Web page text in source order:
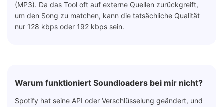
(MP3). Da das Tool oft auf externe Quellen zurückgreift,
um den Song zu matchen, kann die tatsächliche Qualität
nur 128 kbps oder 192 kbps sein.
Warum funktioniert Soundloaders bei mir nicht?
Spotify hat seine API oder Verschlüsselung geändert, und